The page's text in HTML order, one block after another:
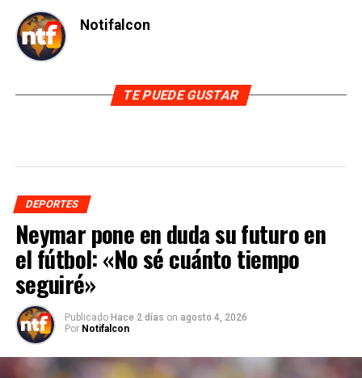
Notifalcon
TE PUEDE GUSTAR
DEPORTES
Neymar pone en duda su futuro en
el fútbol: «No sé cuánto tiempo
seguiré»
Publicado Hace 2 días on agosto 4, 2026
Por Notifalcon